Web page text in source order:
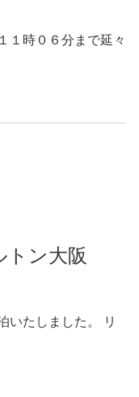
１時０６分まで延々
トン大阪
いたしました。 リ